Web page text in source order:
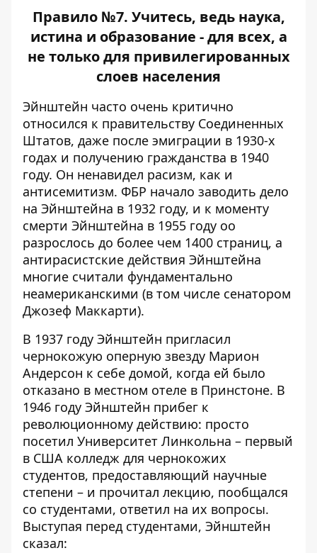
Правило №7. Учитесь, ведь наука,
истина и образование - для всех, а
не только для привилегированных
слоев населения
Эйнштейн часто очень критично
относился к правительству Соединенных
Штатов, даже после эмиграции в 1930-х
годах и получению гражданства в 1940
году. Он ненавидел расизм, как и
антисемитизм. ФБР начало заводить дело
на Эйнштейна в 1932 году, и к моменту
смерти Эйнштейна в 1955 году оо
разрослось до более чем 1400 страниц, а
антирасистские действия Эйнштейна
многие считали фундаментально
неамериканскими (в том числе сенатором
Джозеф Маккарти).
В 1937 году Эйнштейн пригласил
чернокожую оперную звезду Марион
Андерсон к себе домой, когда ей было
отказано в местном отеле в Принстоне. В
1946 году Эйнштейн прибег к
революционному действию: просто
посетил Университет Линкольна – первый
в США колледж для чернокожих
студентов, предоставляющий научные
степени – и прочитал лекцию, пообщался
со студентами, ответил на их вопросы.
Выступая перед студентами, Эйнштейн
сказал: